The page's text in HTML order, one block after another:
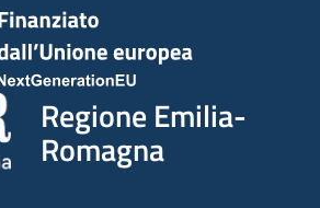
Regione Emilia-
Romagna